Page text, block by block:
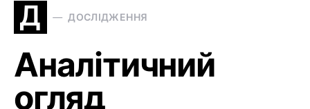
Д ДОСЛІДЖЕННЯ
Аналітичний
огляд